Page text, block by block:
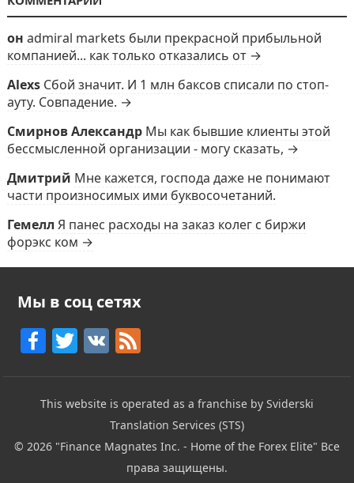
он admiral markets были прекрасной прибыльной
компанией... как только отказались от →
Alexs Сбой значит. И 1 млн баксов списали по стоп-
ауту. Совпадение. →
Смирнов Александр Мы как бывшие клиенты этой
бессмысленной организации - могу сказать, →
Дмитрий Мне кажется, господа даже не понимают
части произносимых ими буквосочетаний.
Гемелл Я панес расходы на заказ колег с биржи
форэкс ком →
Мы в соц сетях
F
c
e
b
T
itt
er
V F
e
d
This website is operated as a franchise by Sviderski
Translation Services (STS)
© 2026 "Finance Magnates Inc. - Home of the Forex Elite" Все
права защищены.